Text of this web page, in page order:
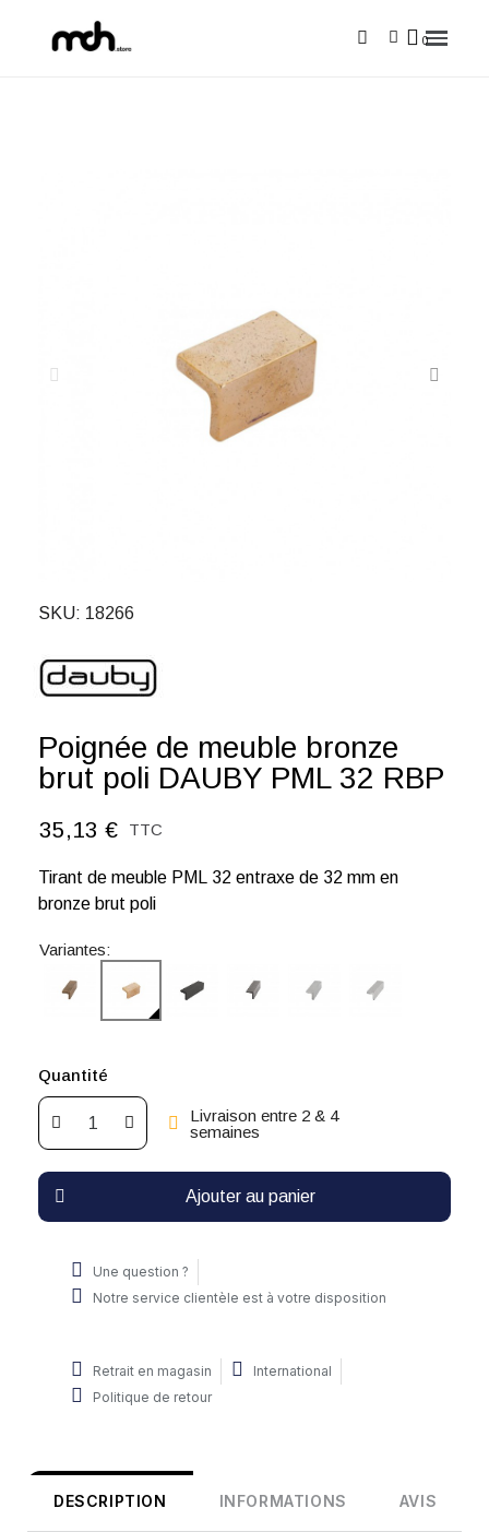
SKU 18266
Poignée de meuble bronze
brut poli DAUBY PML 32 RBP
35,13 € TTC
Tirant de meuble PML 32 entraxe de 32 mm en
bronze brut poli
Variantes:
Quantité
Livraison entre 2 & 4
semaines
Ajouter au panier
Une question ?
Notre service clientèle est à votre disposition
Retrait en magasin
International
Politique de retour
DESCRIPTION INFORMATIONS AVIS